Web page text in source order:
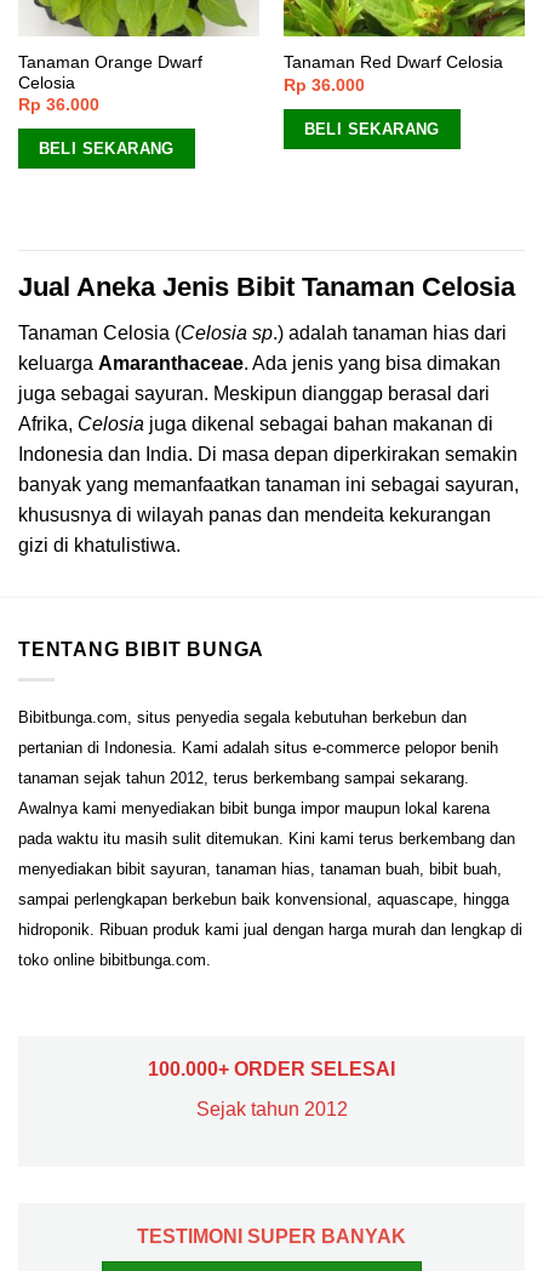
Tanaman Orange Dwarf
Celosia
Rp 36.000
BELI SEKARANG
Tanaman Red Dwarf Celosia
Rp 36.000
BELI SEKARANG
Jual Aneka Jenis Bibit Tanaman Celosia
Tanaman Celosia (Celosia sp.) adalah tanaman hias dari
keluarga Amaranthaceae. Ada jenis yang bisa dimakan
juga sebagai sayuran. Meskipun dianggap berasal dari
Afrika, Celosia juga dikenal sebagai bahan makanan di
Indonesia dan India. Di masa depan diperkirakan semakin
banyak yang memanfaatkan tanaman ini sebagai sayuran,
khususnya di wilayah panas dan mendeita kekurangan
gizi di khatulistiwa.
TENTANG BIBIT BUNGA
Bibitbunga.com, situs penyedia segala kebutuhan berkebun dan
pertanian di Indonesia. Kami adalah situs e-commerce pelopor benih
tanaman sejak tahun 2012, terus berkembang sampai sekarang.
Awalnya kami menyediakan bibit bunga impor maupun lokal karena
pada waktu itu masih sulit ditemukan. Kini kami terus berkembang dan
menyediakan bibit sayuran, tanaman hias, tanaman buah, bibit buah,
sampai perlengkapan berkebun baik konvensional, aquascape, hingga
hidroponik. Ribuan produk kami jual dengan harga murah dan lengkap di
toko online bibitbunga.com.
100.000+ ORDER SELESAI
Sejak tahun 2012
TESTIMONI SUPER BANYAK